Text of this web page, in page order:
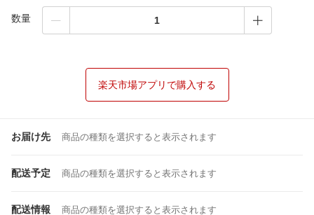
数量
楽天市場アプリで購入する
お届け先 商品の種類を選択すると表示されます
配送予定 商品の種類を選択すると表示されます
配送情報 商品の種類を選択すると表示されます